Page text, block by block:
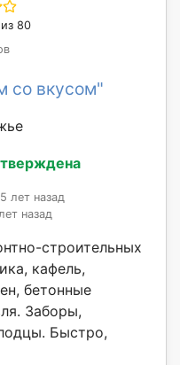
80
со вкусом"
лет назад
назад
строительных
кафель,
бетонные
Заборы,
Быстро,